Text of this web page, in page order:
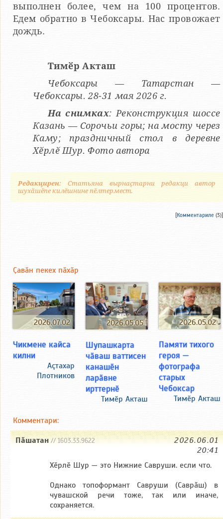
выполнен более, чем на 100 процентов.
Едем обратно в Чебоксары. Нас провожает
дождь.
Тимӗр Акташ
Чебоксары — Татарстан —
Чебоксары. 28-31 мая 2026 г.
На снимках: Реконструкция шоссе
Казань — Сорочьи горы; на мосту через
Каму; праздничный стол в деревне
Хӗрлӗ Шур. Фото автора
Редакцирен: Статьяна вырнаҫтарни редакци автор
шухӑшӗпе килӗшнине пӗлтермест.
[Комментариле (3)]
Ҫавӑн пекех пӑхӑр
2026.07.02
Чикмене кайса
килни
Аçтахар
Плотников
2026.05.05
Шупашкарта
чӑваш ваттисен
канашӗн
ларӑвне
ирттернӗ
Тимӗр Акташ
2026.05.02
Памяти тихого
героя —
фотографа
старых
Чебоксар
Тимӗр Акташ
Комментари:
Пăшатан// 1603.33.9622
2026.06.01
20:41
Хӗрлӗ Шур — это Нижние Савруши. если что.
Однако топоформант Савруши (Саврăш) в
чувашской речи тоже, так или иначе,
сохраняется.